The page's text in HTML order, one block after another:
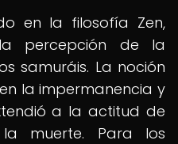
en la filosofía Zen,
percepción de la
samuráis. La noción
la impermanencia y
a la actitud de
muerte. Para los